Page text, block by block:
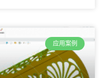
应用案例